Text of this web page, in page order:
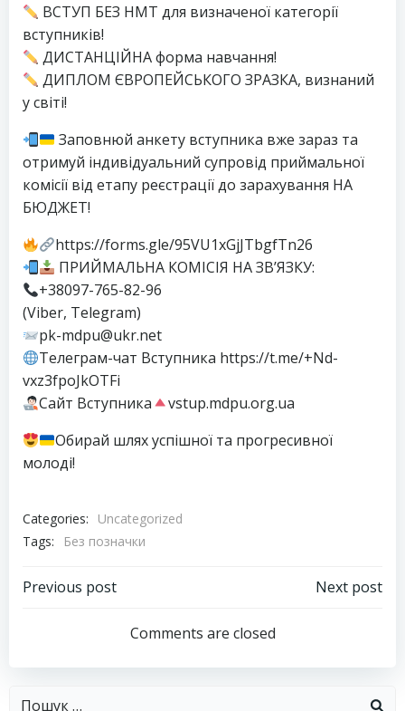
ВСТУП БЕЗ НМТ для визначеної категорії
вступників!
ДИСТАНЦІЙНА форма навчання!
ДИПЛОМ ЄВРОПЕЙСЬКОГО ЗРАЗКА, визнаний
у світі!
Заповнюй анкету вступника вже зараз та
отримуй індивідуальний супровід приймальної
комісії від етапу реєстрації до зарахування НА
БЮДЖЕТ!
https://forms.gle/95VU1xGjJTbgfTn26
ПРИЙМАЛЬНА КОМІСІЯ НА ЗВ’ЯЗКУ:
+38097-765-82-96
(Viber, Telegram)
pk-mdpu@ukr.net
Телеграм-чат Вступника https://t.me/+Nd-
vxz3fpoJkOTFi
Сайт Вступника
vstup.mdpu.org.ua
Обирай шлях успішної та прогресивної
молоді!
Categories:
Uncategorized
Tags:
Без позначки
Навігація
запису
Previous post
Навігація
запису
Next post
Comments are closed
Пошук: